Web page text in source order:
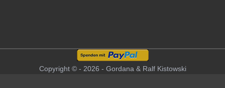
Copyright © - 2026 - Gordana & Ralf Kistowski